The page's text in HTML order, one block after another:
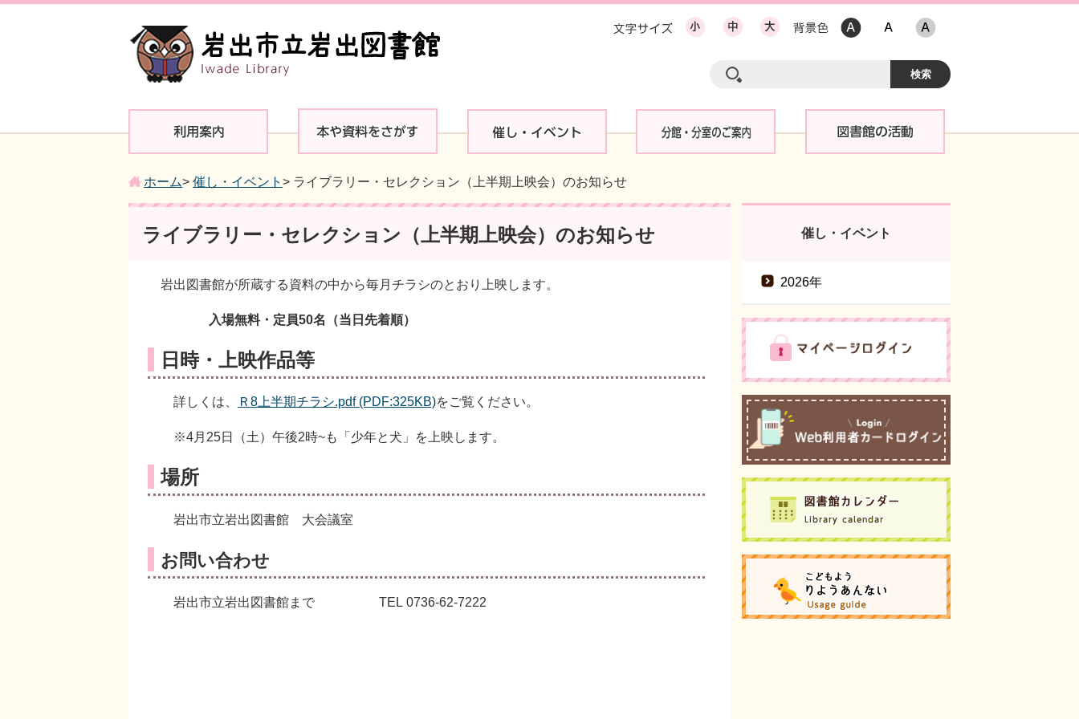
ホーム>催し・イベント> ライブラリー・セレクション（上半期上映会）のお知らせ
ライブラリー・セレクション（上半期上映会）のお知らせ
岩出図書館が所蔵する資料の中から毎月チラシのとおり上映します。
入場無料・定員50名（当日先着順）
日時・上映作品等
詳しくは、 Ｒ8上半期チラシ.pdf (PDF:325KB)をご覧ください。
※4月25日（土）午後2時~も「少年と犬」を上映します。
場所
岩出市立岩出図書館 大会議室
お問い合わせ
岩出市立岩出図書館まで TEL 0736-62-7222
催し・イベント
2026年